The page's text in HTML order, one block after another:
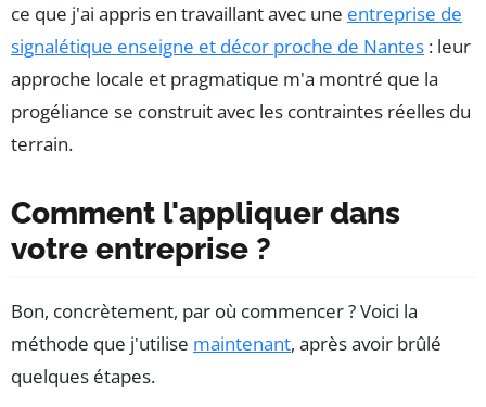
ce que j'ai appris en travaillant avec une entreprise de
signalétique enseigne et décor proche de Nantes : leur
approche locale et pragmatique m'a montré que la
progéliance se construit avec les contraintes réelles du
terrain.
Comment l'appliquer dans
votre entreprise ?
Bon, concrètement, par où commencer ? Voici la
méthode que j'utilise maintenant, après avoir brûlé
quelques étapes.